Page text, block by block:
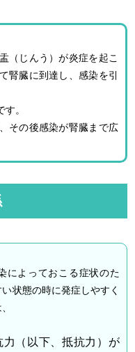
（じんう）が炎症を起こ
腎臓に到達し、感染を引
。
その後感染が腎臓まで広
によっておこる症状のた
状態の時に発症しやすく
力（以下、抵抗力）が